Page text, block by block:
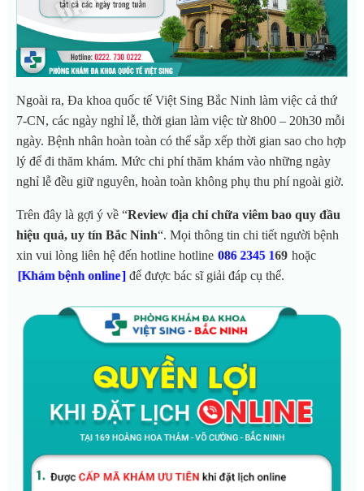
Ngoài ra, Đa khoa quốc tế Việt Sing Bắc Ninh làm việc cả thứ
7-CN, các ngày nghỉ lễ, thời gian làm việc từ 8h00 – 20h30 mỗi
ngày. Bệnh nhân hoàn toàn có thể sắp xếp thời gian sao cho hợp
lý để đi thăm khám. Mức chi phí thăm khám vào những ngày
nghỉ lễ đều giữ nguyên, hoàn toàn không phụ thu phí ngoài giờ.
Trên đây là gợi ý về “Review địa chỉ chữa viêm bao quy đầu
hiệu quả, uy tín Bắc Ninh“. Mọi thông tin chi tiết người bệnh
xin vui lòng liên hệ đến hotline hotline 086 2345 169 hoặc
[Khám bệnh online] để được bác sĩ giải đáp cụ thể.